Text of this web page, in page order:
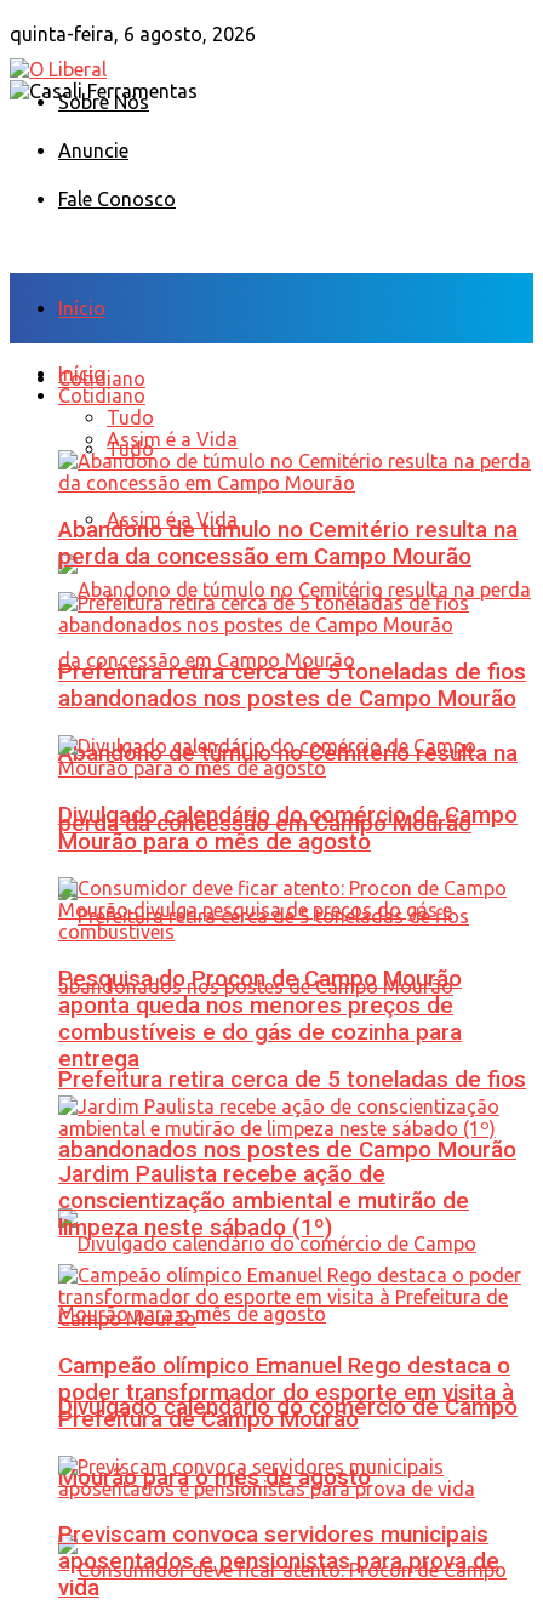
quinta-feira, 6 agosto, 2026
Sobre Nós
Anuncie
Fale Conosco
Início
Cotidiano
Tudo
Assim é a Vida
Abandono de túmulo no Cemitério resulta na
perda da concessão em Campo Mourão
Prefeitura retira cerca de 5 toneladas de fios
abandonados nos postes de Campo Mourão
Divulgado calendário do comércio de Campo
Mourão para o mês de agosto
Início
Cotidiano
Tudo
Assim é a Vida
Abandono de túmulo no Cemitério resulta na
perda da concessão em Campo Mourão
Prefeitura retira cerca de 5 toneladas de fios
abandonados nos postes de Campo Mourão
Divulgado calendário do comércio de Campo
Mourão para o mês de agosto
Pesquisa do Procon de Campo Mourão
aponta queda nos menores preços de
combustíveis e do gás de cozinha para
entrega
Jardim Paulista recebe ação de
conscientização ambiental e mutirão de
limpeza neste sábado (1º)
Campeão olímpico Emanuel Rego destaca o
poder transformador do esporte em visita à
Prefeitura de Campo Mourão
Previscam convoca servidores municipais
aposentados e pensionistas para prova de
vida